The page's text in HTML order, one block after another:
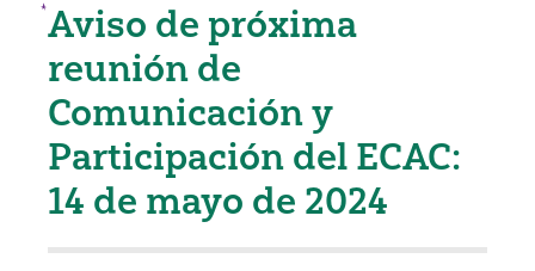
Aviso de próxima
reunión de
Comunicación y
Participación del ECAC:
14 de mayo de 2024